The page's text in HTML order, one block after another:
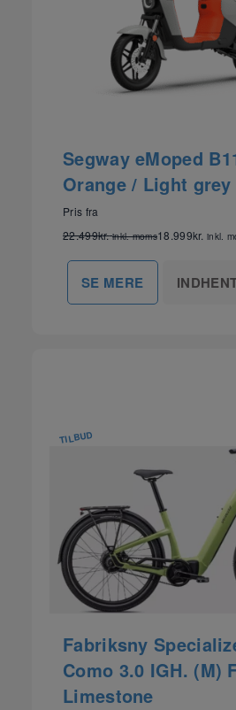
Segway eMoped
Orange / Light
Pris fra
22.499kr. inkl. moms18.999kr. inkl.
SE MERE
TILBUD
Fabriksny
Como 3.0 IGH. (M)
Limestone